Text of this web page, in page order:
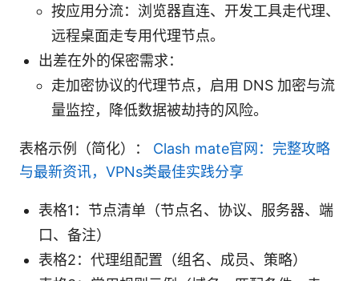
按应用分流：浏览器直连、开发工具走代理、
远程桌面走专用代理节点。
出差在外的保密需求：
走加密协议的代理节点，启用 DNS 加密与流
量监控，降低数据被劫持的风险。
表格示例（简化）： Clash mate官网：完整攻略
与最新资讯，VPNs类最佳实践分享
表格1：节点清单（节点名、协议、服务器、端
口、备注）
表格2：代理组配置（组名、成员、策略）